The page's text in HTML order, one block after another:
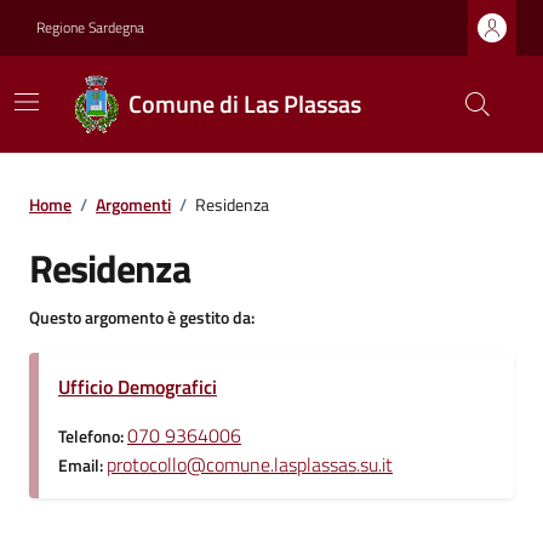
Regione Sardegna
Comune di Las Plassas
Home / Argomenti / Residenza
Residenza
Questo argomento è gestito da:
Ufficio Demografici
Telefono:070 9364006
Email:protocollo@comune.lasplassas.su.it